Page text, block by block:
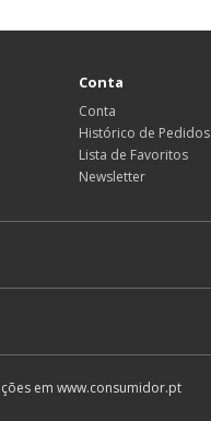
Conta
Conta
Histórico de Pedidos
Lista de Favoritos
Newsletter
em www.consumidor.pt